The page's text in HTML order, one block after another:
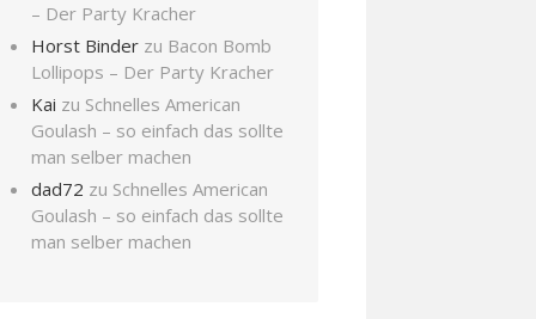
– Der Party Kracher
Horst Binder zu Bacon Bomb
Lollipops – Der Party Kracher
Kai zu Schnelles American
Goulash – so einfach das sollte
man selber machen
dad72 zu Schnelles American
Goulash – so einfach das sollte
man selber machen